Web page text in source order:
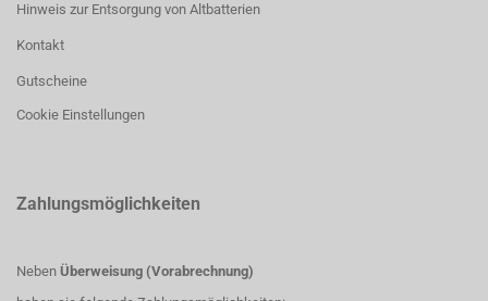
Hinweis zur Entsorgung von Altbatterien
Kontakt
Gutscheine
Cookie Einstellungen
Zahlungsmöglichkeiten
Neben Überweisung (Vorabrechnung)